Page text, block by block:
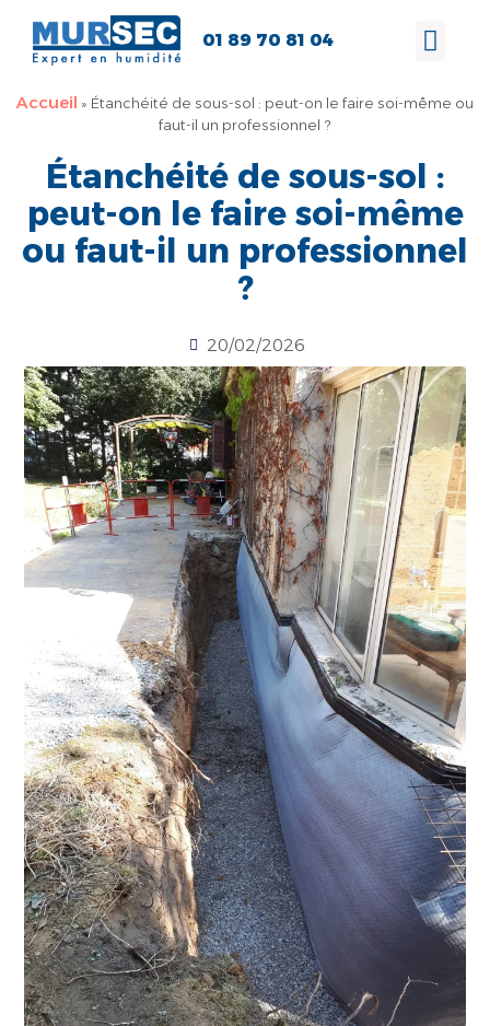
01 89 70 81 04
Accueil » Étanchéité de sous-sol : peut-on le faire soi-même ou
faut-il un professionnel ?
Étanchéité de sous-sol :
peut-on le faire soi-même
ou faut-il un professionnel
?
20/02/2026